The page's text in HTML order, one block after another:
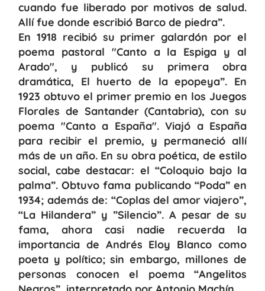
cuando fue liberado por motivos de salud.
Allí fue donde escribió Barco de piedra”.
En 1918 recibió su primer galardón por el
poema pastoral "Canto a la Espiga y al
Arado", y publicó su primera obra
dramática, El huerto de la epopeya”. En
1923 obtuvo el primer premio en los Juegos
Florales de Santander (Cantabria), con su
poema "Canto a España". Viajó a España
para recibir el premio, y permaneció allí
más de un año. En su obra poética, de estilo
social, cabe destacar: el “Coloquio bajo la
palma”. Obtuvo fama publicando “Poda” en
1934; además de: “Coplas del amor viajero”,
“La Hilandera” y ”Silencio”. A pesar de su
fama, ahora casi nadie recuerda la
importancia de Andrés Eloy Blanco como
poeta y político; sin embargo, millones de
personas conocen el poema “Angelitos